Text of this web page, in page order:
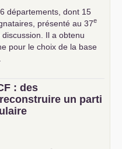
départements, dont 15
présenté au 37e
Il a obtenu
pour le choix de la base
: des
un parti